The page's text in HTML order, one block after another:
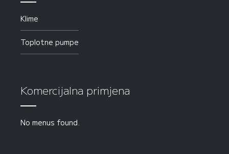
Klime
Toplotne pumpe
Komercijalna primjena
No menus found.